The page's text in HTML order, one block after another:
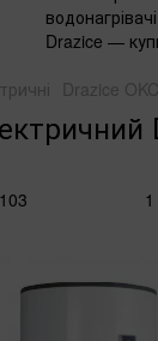
Drazice
1